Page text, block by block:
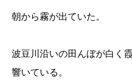
朝から霧が出ていた。
波豆川沿いの田んぼが白く
響いている。